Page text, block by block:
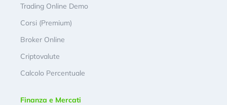
Trading Online Demo
Corsi (Premium)
Broker Online
Criptovalute
Calcolo Percentuale
Finanza e Mercati